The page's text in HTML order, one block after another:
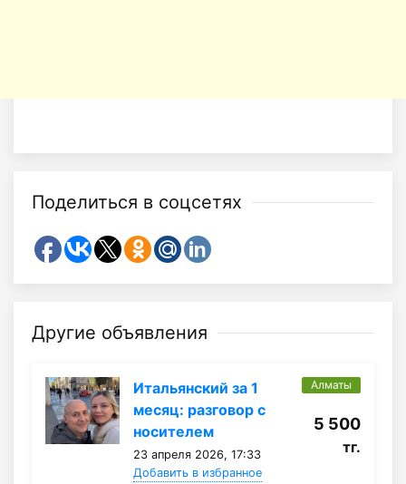
Поделиться в соцсетях
Другие объявления
Итальянский за 1
месяц: разговор с
носителем
23 апреля 2026, 17:33
Добавить в избранное
Алматы
5 500
тг.